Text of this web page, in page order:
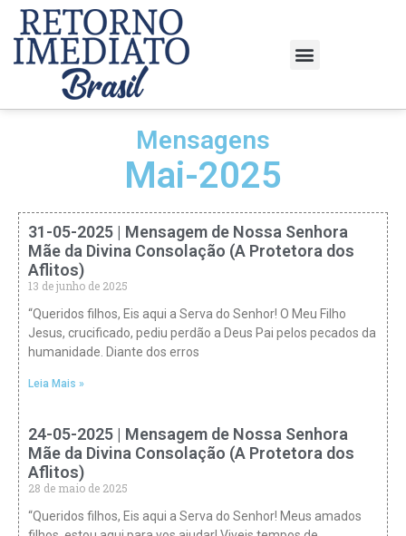
Mensagens
Mai-2025
31-05-2025 | Mensagem de Nossa Senhora
Mãe da Divina Consolação (A Protetora dos
Aflitos)
13 de junho de 2025
“Queridos filhos, Eis aqui a Serva do Senhor! O Meu Filho
Jesus, crucificado, pediu perdão a Deus Pai pelos pecados da
humanidade. Diante dos erros
Leia Mais »
24-05-2025 | Mensagem de Nossa Senhora
Mãe da Divina Consolação (A Protetora dos
Aflitos)
28 de maio de 2025
“Queridos filhos, Eis aqui a Serva do Senhor! Meus amados